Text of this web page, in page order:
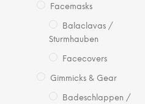
Facemasks
Balaclavas /
Sturmhauben
Facecovers
Gimmicks & Gear
Badeschlappen /